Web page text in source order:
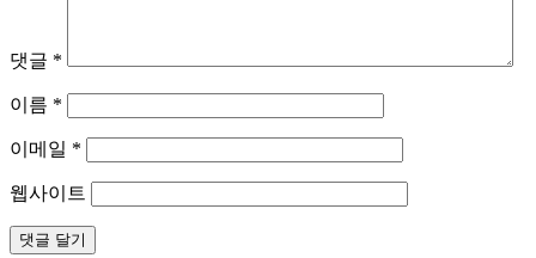
댓글 *
이름 *
이메일 *
웹사이트